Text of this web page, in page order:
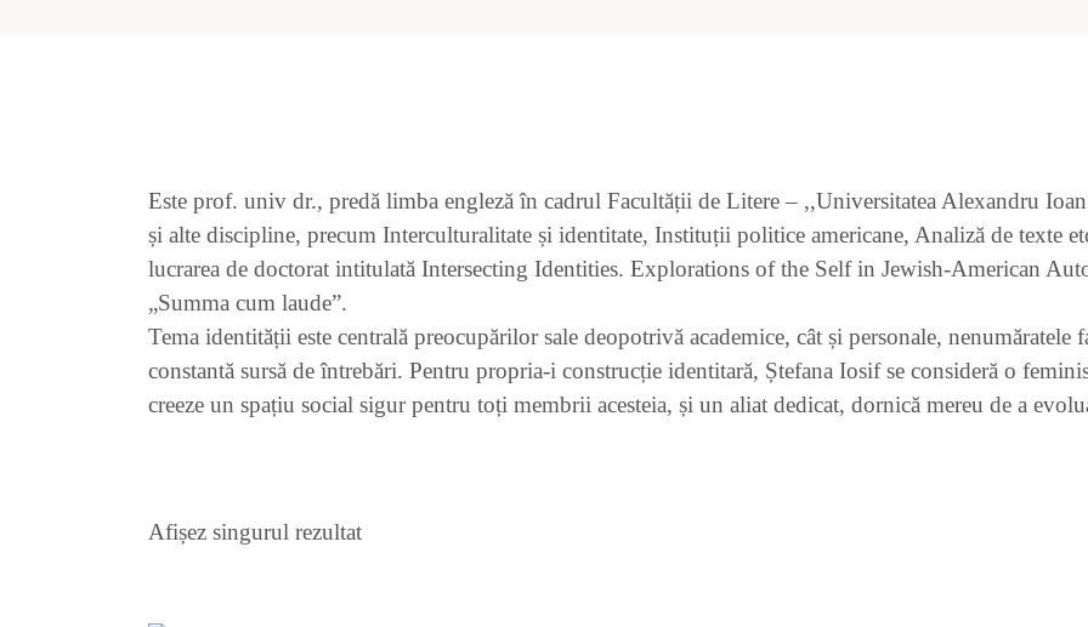
Este prof. univ dr., predă limba engleză în cadrul Facultății de Litere – ,,Universitatea Alexandru
și alte discipline, precum Interculturalitate și identitate, Instituții politice americane, Analiză de texte
lucrarea de doctorat intitulată Intersecting Identities. Explorations of the Self in Jewish-American
„Summa cum laude”.
Tema identității este centrală preocupărilor sale deopotrivă academice, cât și personale, nenumăratele
constantă sursă de întrebări. Pentru propria-i construcție identitară, Ștefana Iosif se consideră o
creeze un spațiu social sigur pentru toți membrii acesteia, și un aliat dedicat, dornică mereu de a
Afișez singurul rezultat